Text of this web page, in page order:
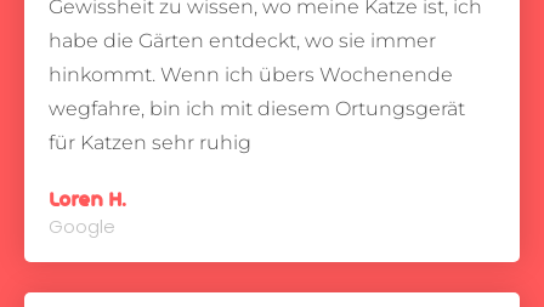
Gewissheit zu wissen, wo meine Katze ist, ich
habe die Gärten entdeckt, wo sie immer
hinkommt. Wenn ich übers Wochenende
wegfahre, bin ich mit diesem Ortungsgerät
für Katzen sehr ruhig
Loren H.
Google